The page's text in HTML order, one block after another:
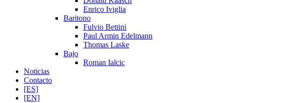
Enrico Iviglia
Baritono
Fulvio Bettini
Paul Armin Edelmann
Thomas Laske
Bajo
Roman Ialcic
Noticias
Contacto
[ES]
[EN]